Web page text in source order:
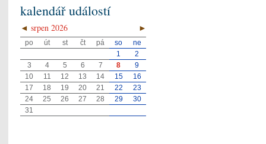
kalendář událostí
◄ ►
srpen 2026
po út st čt pá so
ne
1
2
3
4 5 6 7 8
9
10
11 12 13 14 15
16
17
18 19 20 21 22
23
24
25 26 27 28 29
30
31